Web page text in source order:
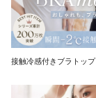
接触冷感付きブラトップ